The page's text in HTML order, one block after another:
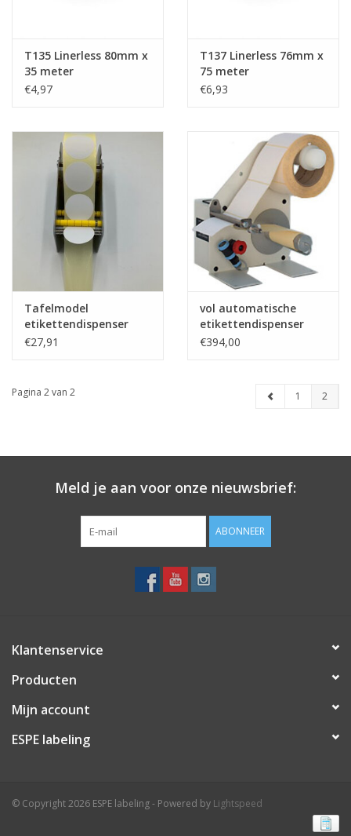
T135 Linerless 80mm x
35 meter
€4,97
T137 Linerless 76mm x
75 meter
€6,93
Tafelmodel
etikettendispenser
€27,91
vol automatische
etikettendispenser
€394,00
Pagina 2 van 2 1 2
Meld je aan voor onze nieuwsbrief:
ABONNEER
Klantenservice
Producten
Mijn account
ESPE labeling
© Copyright 2026 ESPE labeling - Powered by Lightspeed